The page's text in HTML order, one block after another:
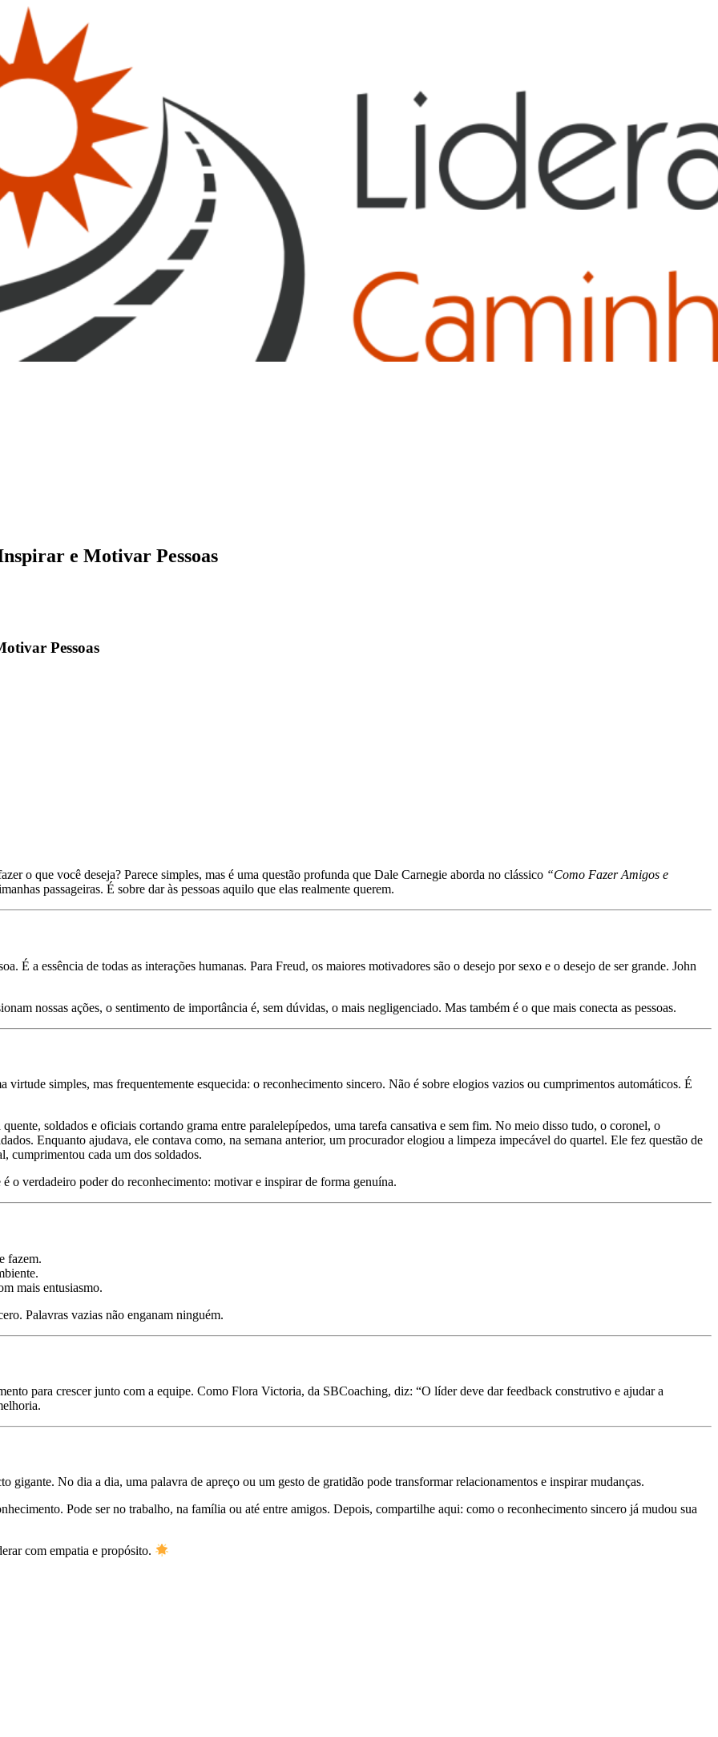
e Motivar Pessoas
Pessoas
o que você deseja? Parece simples, mas é uma questão profunda que Dale Carnegie aborda no clássico “Como Fazer Amigos e
passageiras. É sobre dar às pessoas aquilo que elas realmente querem.
É a essência de todas as interações humanas. Para Freud, os maiores motivadores são o desejo por sexo e o desejo de ser grande. John
nossas ações, o sentimento de importância é, sem dúvidas, o mais negligenciado. Mas também é o que mais conecta as pessoas.
virtude simples, mas frequentemente esquecida: o reconhecimento sincero. Não é sobre elogios vazios ou cumprimentos automáticos. É
soldados e oficiais cortando grama entre paralelepípedos, uma tarefa cansativa e sem fim. No meio disso tudo, o coronel, o
Enquanto ajudava, ele contava como, na semana anterior, um procurador elogiou a limpeza impecável do quartel. Ele fez questão de
cumprimentou cada um dos soldados.
o verdadeiro poder do reconhecimento: motivar e inspirar de forma genuína.
fazem.
mais entusiasmo.
Palavras vazias não enganam ninguém.
para crescer junto com a equipe. Como Flora Victoria, da SBCoaching, diz: “O líder deve dar feedback construtivo e ajudar a
gigante. No dia a dia, uma palavra de apreço ou um gesto de gratidão pode transformar relacionamentos e inspirar mudanças.
Pode ser no trabalho, na família ou até entre amigos. Depois, compartilhe aqui: como o reconhecimento sincero já mudou sua
com empatia e propósito.